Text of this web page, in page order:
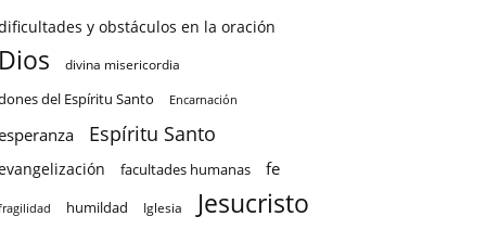
y obstáculos en la oración
divina misericordia
del Espíritu Santo Encarnación
Espíritu Santo
facultades humanas fe
humildad Iglesia Jesucristo